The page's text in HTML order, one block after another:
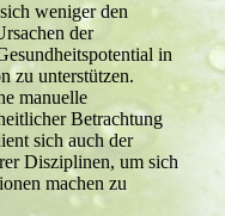
weniger den
der
in
zu unterstützen.
manuelle
Betrachtung
sich auch der
Disziplinen, um sich
machen zu